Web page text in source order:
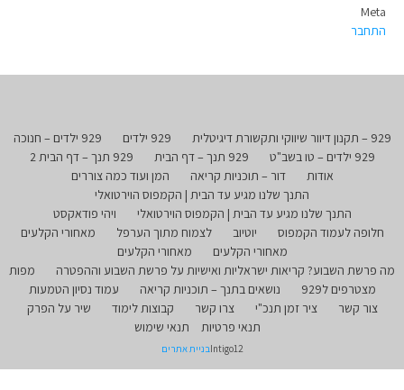
Meta
התחבר
929 – תקנון דיוור שיווקי ותקשורת דיגיטלית 929 ילדים
929 ילדים – חנוכה
929 ילדים – טו בשב"ט
929 תנך – דף הבית
929 תנך – דף הבית 2
אודות
דור – תוכניות קריאה
המן ועוד כמה צוררים
התנך שלנו מגיע עד הבית | הקמפוס הוירטואלי
התנך שלנו מגיע עד הבית | הקמפוס הוירטואלי
ויהי פודאקסט
חלופה לעמוד הקמפוס
יוטיוב לצמוח מתוך הערפל
מאחורי הקלעים
מאחורי הקלעים
מאחורי הקלעים
מה פרשת השבוע? קריאות ישראליות ואישיות על פרשת השבוע וההפטרה
מפות
מצטרפים ל929
נושאים בתנך – תוכניות קריאה
עמוד נסיון הטמעות
צור קשר
ציר זמן תנכ"י צרו קשר קבוצות לימוד
שיר על הפרק
תנאי פרטיות
תנאי שימוש
Intigo12בניית אתרים